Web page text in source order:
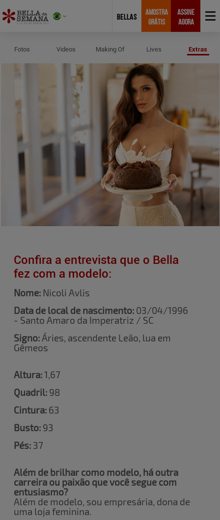
BELLAS
AMOSTRA
GRÁTIS
ASSINE
AGORA
Fotos Videos Making Of Lives Extras
Confira a entrevista que o Bella
fez com a modelo:
Nome: Nicoli Avlis
Data de local de nascimento: 03/04/1996
- Santo Amaro da Imperatriz / SC
Signo:Áries, ascendente Leão, lua em
Gêmeos
Altura:1,67
Quadril: 98
Cintura: 63
Busto: 93
Pés: 37
Além de brilhar como modelo, há outra
carreira ou paixão que você segue com
entusiasmo?
Além de modelo, sou empresária, dona de
uma loja feminina.